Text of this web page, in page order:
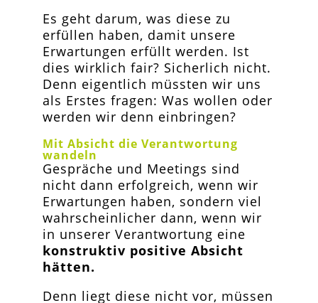
Es geht darum, was diese zu
erfüllen haben, damit unsere
Erwartungen erfüllt werden. Ist
dies wirklich fair? Sicherlich nicht.
Denn eigentlich müssten wir uns
als Erstes fragen: Was wollen oder
werden wir denn einbringen?
Mit Absicht die Verantwortung
wandeln
Gespräche und Meetings sind
nicht dann erfolgreich, wenn wir
Erwartungen haben, sondern viel
wahrscheinlicher dann, wenn wir
in unserer Verantwortung eine
konstruktiv positive Absicht
hätten.
Denn liegt diese nicht vor, müssen